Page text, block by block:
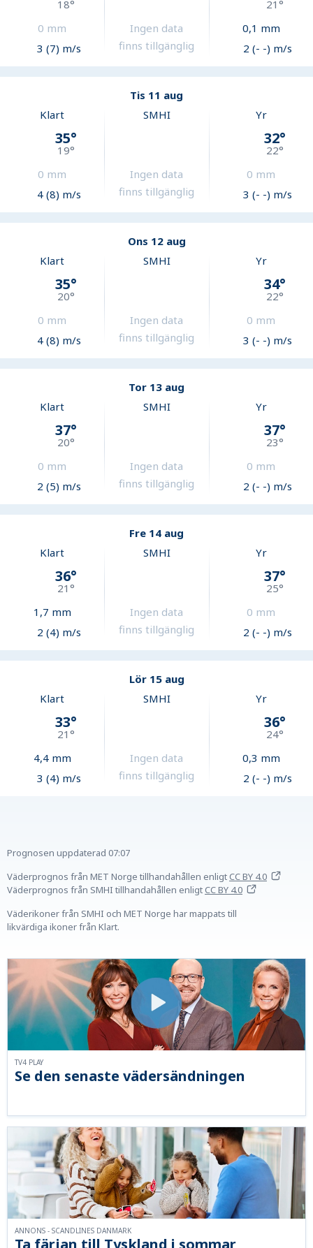
18°
0 mm
3 (7) m/s
Ingen data
finns tillgänglig
21°
0,1 mm
2 (- -) m/s
Tis 11 aug
Klart
35°
19°
0 mm
4 (8) m/s
SMHI
Ingen data
finns tillgänglig
Yr
32°
22°
0 mm
3 (- -) m/s
Ons 12 aug
Klart
35°
20°
0 mm
4 (8) m/s
SMHI
Ingen data
finns tillgänglig
Yr
34°
22°
0 mm
3 (- -) m/s
Tor 13 aug
Klart
37°
20°
0 mm
2 (5) m/s
SMHI
Ingen data
finns tillgänglig
Yr
37°
23°
0 mm
2 (- -) m/s
Fre 14 aug
Klart
36°
21°
1,7 mm
2 (4) m/s
SMHI
Ingen data
finns tillgänglig
Yr
37°
25°
0 mm
2 (- -) m/s
Lör 15 aug
Klart
33°
21°
4,4mm
3 (4) m/s
SMHI
Ingen data
finns tillgänglig
Yr
36°
24°
0,3 mm
2 (- -) m/s
Prognosen uppdaterad 07:07
Väderprognos från MET Norge tillhandahållen enligtCC BY 4.0
Väderprognos från SMHI tillhandahållen enligtCC BY 4.0
Väderikoner från SMHI och MET Norge har mappats till
likvärdiga ikoner från Klart.
Se den senaste vädersändningen
TV4 PLAY
ANNONS - SCANDLINES DANMARK